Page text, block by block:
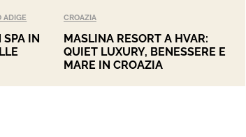
ADIGE
SPA IN
CROAZIA
MASLINA RESORT A HVAR:
QUIET LUXURY, BENESSERE E
MARE IN CROAZIA